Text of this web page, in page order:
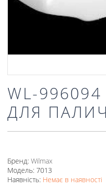
WL-
ДЛЯ
Бренд: Wilmax
Модель: 7013
Наявність: Немає в наявності